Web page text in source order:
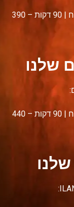
50 דקות – 280 ש״ח | 75 דקות – 350 ש״ח | 90 דקות – 390
שלנו
50 דקות – 330 ש״ח | 75 דקות – 390 ש״ח | 90 דקות – 440